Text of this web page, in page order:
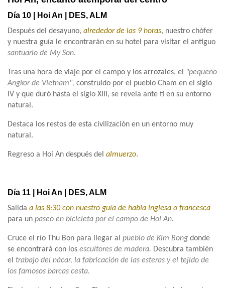
Día 10 | Hoi An | DES, ALM
Después del desayuno, alrededor de las 9 horas, nuestro chófer
y nuestra guía le encontrarán en su hotel para visitar el antiguo
santuario de My Son.
Tras una hora de viaje por el campo y los arrozales, el
"pequeño
Angkor de Vietnam", construido por el pueblo Cham en el siglo
IV y que duró hasta el siglo XIII, se revela ante ti en su entorno
natural.
Destaca los restos de esta civilización en un entorno muy
natural.
Regreso a Hoi An después del almuerzo.
Día 11 | Hoi An | DES, ALM
Salida a las 8:30 con nuestro guía de habla inglesa o francesca
para un paseo en bicicleta por el campo de Hoi An.
Cruce el río Thu Bon para llegar al pueblo de Kim Bong donde
se encontrará con los escultores de madera. Descubra también
el trabajo del nácar, la fabricación de las esteras y el tejido de
los famosos barcas cesta.